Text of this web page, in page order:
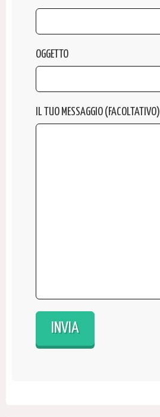
OGGETTO
IL TUO MESSAGGIO (FACOLTATIVO)